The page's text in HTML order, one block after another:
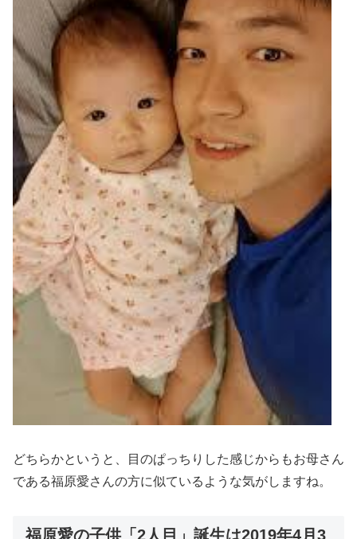
どちらかというと、目のぱっちりした感じからもお母さん
である福原愛さんの方に似ているような気がしますね。
福原愛の子供「2人目」誕生は2019年4月3